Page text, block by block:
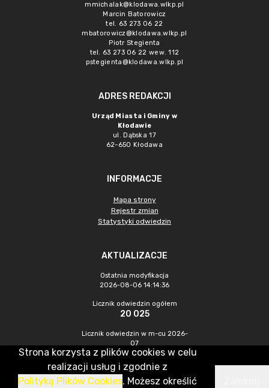
mmichalak@klodawa.wlkp.pl
Marcin Batorowicz
tel. 63 273 06 22
mbatorowicz@klodawa.wlkp.pl
Piotr Stegienta
tel. 63 273 06 22 wew. 112
pstegienta@klodawa.wlkp.pl
ADRES REDAKCJI
Urząd Miasta i Gminy w
Kłodawie
ul. Dąbska 17
62-650 Kłodawa
INFORMACJE
Mapa strony
Rejestr zmian
Statystyki odwiedzin
AKTUALIZACJE
Ostatnia modyfikacja
2026-08-06 14:14:36
Licznik odwiedzin ogółem
20 025
Licznik odwiedzin w m-cu 2026-
07
679
CMS & Hosting: Nefeni Sp. z o.o.
Strona korzysta z plików cookies w celu
realizacji usług i zgodnie z
Polityką Plików Cookies. Możesz określić